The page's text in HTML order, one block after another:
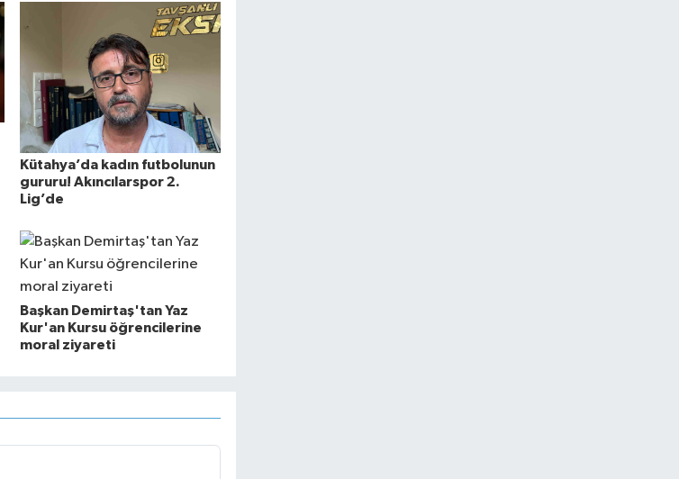
Kütahya’da kadın futbolunun
gururu! Akıncılarspor 2.
Lig’de
Başkan Demirtaş'tan Yaz
Kur'an Kursu öğrencilerine
moral ziyareti